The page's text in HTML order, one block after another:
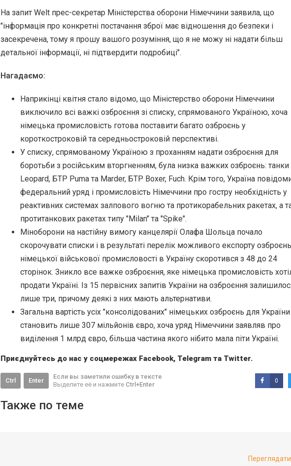
На запит Welt прес-секретар Міністерства оборони Німеччини заявила, що
"інформація про конкретні постачання зброї має відношення до безпеки і
засекречена, тому я прошу вашого розуміння, що я не можу ні надати більш
детальної інформації, ні підтвердити подробиці".
Нагадаємо:
Наприкінці квітня стало відомо, що Міністерство оборони Німеччини
виключило всі важкі озброєння зі списку, спрямованого Україною, хоча
німецька промисловість готова поставити багато озброєнь у
короткостроковій та середньостроковій перспективі.
У списку, спрямованому Україною з проханням надати озброєння для
боротьби з російським вторгненням, була низка важких озброєнь: танки
Leopard, БТР Puma та Marder, БТР Boxer, Fuch. Крім того, Україна
федеральний уряд і промисловість Німеччини про гостру необхідність у
реактивних системах залпового вогню та протикорабельних ракетах, а
протитанкових ракетах типу "Milan" та "Spike".
Міноборони на настійну вимогу канцелярії Олафа Шольца почало
скорочувати списки і в результаті перелік можливого експорту озброєнь
німецької військової промисловості в Україну скоротився з 48 до 24
сторінок. Зникло все важке озброєння, яке німецька промисловість
продати Україні. Із 15 первісних запитів України на озброєння
лише три, причому деякі з них мають альтернативи.
Загальна вартість усіх "консолідованих" німецьких озброєнь для України
становить лише 307 мільйонів євро, хоча уряд Німеччини заявляв про
виділення 1 млрд євро, більша частина якого нібито мала піти Україні.
Приєднуйтесь до нас у соцмережах Facebook, Telegram та Twitter.
Ctrl Enter
Если вы заметили ошибку в тексте
Выделите её и нажмите Ctrl+Enter 0
Также по теме